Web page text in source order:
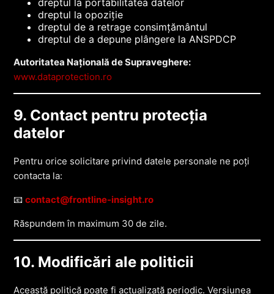
dreptul la portabilitatea datelor
dreptul la opoziție
dreptul de a retrage consimțământul
dreptul de a depune plângere la ANSPDCP
Autoritatea Națională de Supraveghere:
www.dataprotection.ro
9. Contact pentru protecția
datelor
Pentru orice solicitare privind datele personale ne poți
contacta la:
📧contact@frontline-insight.ro
Răspundem în maximum 30 de zile.
10. Modificări ale politicii
Această politică poate fi actualizată periodic. Versiunea